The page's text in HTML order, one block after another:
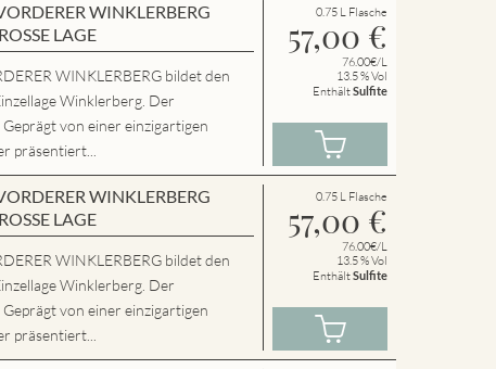
WINKLERBERG
LAGE
WINKLERBERG bildet den
Winklerberg. Der
von einer einzigartigen
präsentiert...
0.75 L Flasche
57,00 €
76.00€/L
13.5 % Vol
EnthältSulfite
WINKLERBERG
LAGE
WINKLERBERG bildet den
Winklerberg. Der
von einer einzigartigen
präsentiert...
0.75 L Flasche
57,00 €
76.00€/L
13.5 % Vol
EnthältSulfite